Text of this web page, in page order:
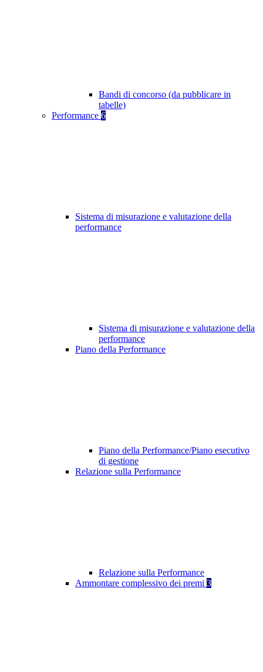
Bandi di concorso (da pubblicare in
tabelle)
Performance 6
Sistema di misurazione e valutazione della
performance
Sistema di misurazione e valutazione della
performance
Piano della Performance
Piano della Performance/Piano esecutivo
di gestione
Relazione sulla Performance
Relazione sulla Performance
Ammontare complessivo dei premi 3